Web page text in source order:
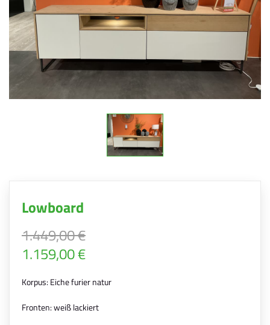
Lowboard
1.449,00 €
1.159,00 €
Korpus: Eiche furier natur
Fronten: weiß lackiert